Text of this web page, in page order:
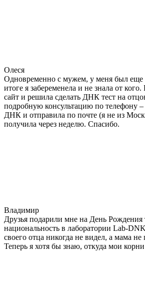
Олеся
Одновременно с мужем, у меня был
итоге я забеременела и не знала от
сайт и решила сделать ДНК тест на
подробную консультацию по телефону –
ДНК и отправила по почте (я не из
получила через неделю. Спасибо.
Владимир
Друзья подарили мне на День Рождения
национальность в лаборатории Lab-
своего отца никогда не видел, а мама
Теперь я хотя бы знаю, откуда мои